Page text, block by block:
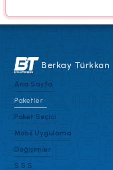
Berkay Türkkan
Ana Sayfa
Paketler
Paket Seçici
Mobil Uygulama
Değişimler
S.S.S